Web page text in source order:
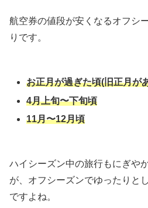
航空券の値段が安くなるオフシ
りです。
お正月が過ぎた頃(旧正月が
4月上旬〜下旬頃
11月〜12月頃
ハイシーズン中の旅行もにぎや
が、オフシーズンでゆったりと
ですよね。